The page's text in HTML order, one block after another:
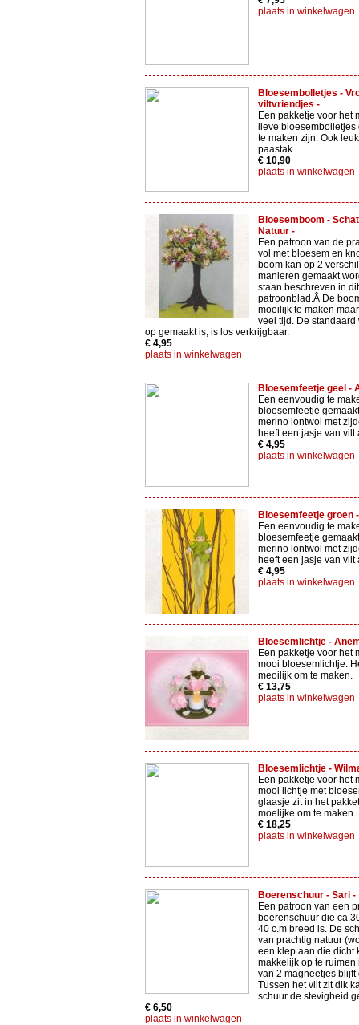
plaats in winkelwagen
Bloesembolletjes -
viltvriendjes -
Een pakketje voor het
lieve
te maken zijn. Ook
paastak.
€ 10,90
plaats in winkelwagen
Bloesemboom -
Natuur -
Een patroon van de
vol met bloesem en
boom kan op 2
manieren gemaakt
staan beschreven in dit
patroonblad.Â De
moeilijk te maken
veel tijd. De standaard
op gemaakt is, is los verkrijgbaar.
€ 4,95
plaats in winkelwagen
Bloesemfeetje geel -
Een eenvoudig te
bloesemfeetje
merino lontwol met
heeft een jasje van vilt
€ 4,95
plaats in winkelwagen
Bloesemfeetje groen
Een eenvoudig te
bloesemfeetje
merino lontwol met
heeft een jasje van vilt
€ 4,95
plaats in winkelwagen
Bloesemlichtje -
Een pakketje voor het
mooi bloesemlichtje.
meoilijk om te maken.
€ 13,75
plaats in winkelwagen
Bloesemlichtje -
Een pakketje voor het
mooi lichtje met
glaasje zit in het
moelijke om te maken.
€ 18,25
plaats in winkelwagen
Boerenschuur - Sari -
Een patroon van een
boerenschuur die
40 c.m breed is. De
van prachtig natuur
een klep aan die dicht
makkelijk op te ruimen
van 2 magneetjes blijft
Tussen het vilt zit dik
schuur de stevigheid
€ 6,50
plaats in winkelwagen